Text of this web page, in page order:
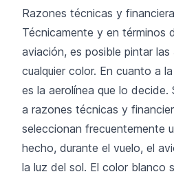
Razones técnicas y
Técnicamente y en términos
aviación, es posible pintar
cualquier color. En cuanto a
es la aerolínea que lo decide.
a razones técnicas y
seleccionan frecuentemente
hecho, durante el vuelo, el
la luz del sol. El color blanco